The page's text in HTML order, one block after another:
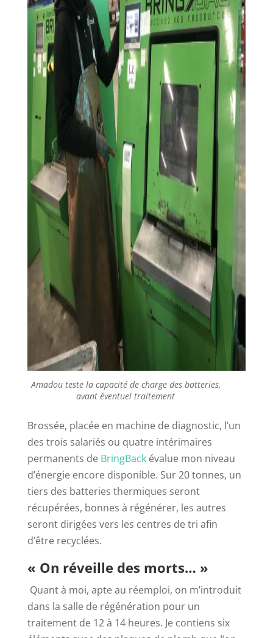
Amadou teste la capacité de charge des batteries,
avant éventuel traitement
Brossée, placée en machine de diagnostic, l’un
des trois salariés ou quatre intérimaires
permanents de BringBackévalue mon niveau
d’énergie encore disponible. Sur 20 tonnes, un
tiers des batteries thermiques seront
récupérées, bonnes à régénérer, les autres
seront dirigées vers les centres de tri afin
d’être recyclées.
« On réveille des morts… »
Quant à moi, apte au réemploi, on m’introduit
dans la salle de régénération pour un
traitement de 12 à 14 heures. Je contiens six